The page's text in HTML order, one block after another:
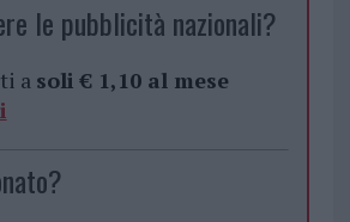
le pubblicità nazionali?
a soli € 1,10 al mese